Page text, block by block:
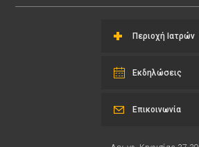
Περιοχή Ιατρών
Εκδηλώσεις
Επικοινωνία